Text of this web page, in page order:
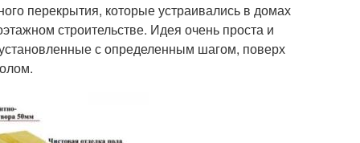
перекрытия, которые устраивались в домах
строительстве. Идея очень проста и
с определенным шагом, поверх